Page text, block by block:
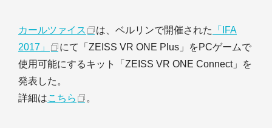
カールツァイス は、ベルリンで開催された
「IFA
2017」
にて「ZEISS VR ONE Plus」をPCゲームで
使用可能にするキット「ZEISS VR ONE Connect」を
発表した。
詳細はこちら 。